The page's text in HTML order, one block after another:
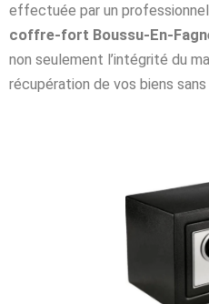
effectuée par un
coffre-fort Boussu-En-
non seulement l’intégrité du
récupération de vos biens